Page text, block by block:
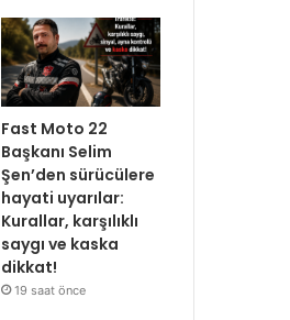
Fast Moto 22
Başkanı Selim
Şen’den sürücülere
hayati uyarılar:
Kurallar, karşılıklı
saygı ve kaska
dikkat!
19 saat önce